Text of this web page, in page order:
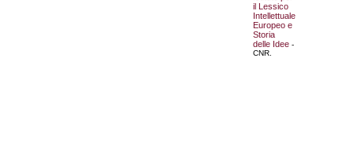
il Lessico
Intellettuale
Europeo e
Storia
delle Idee -
CNR.